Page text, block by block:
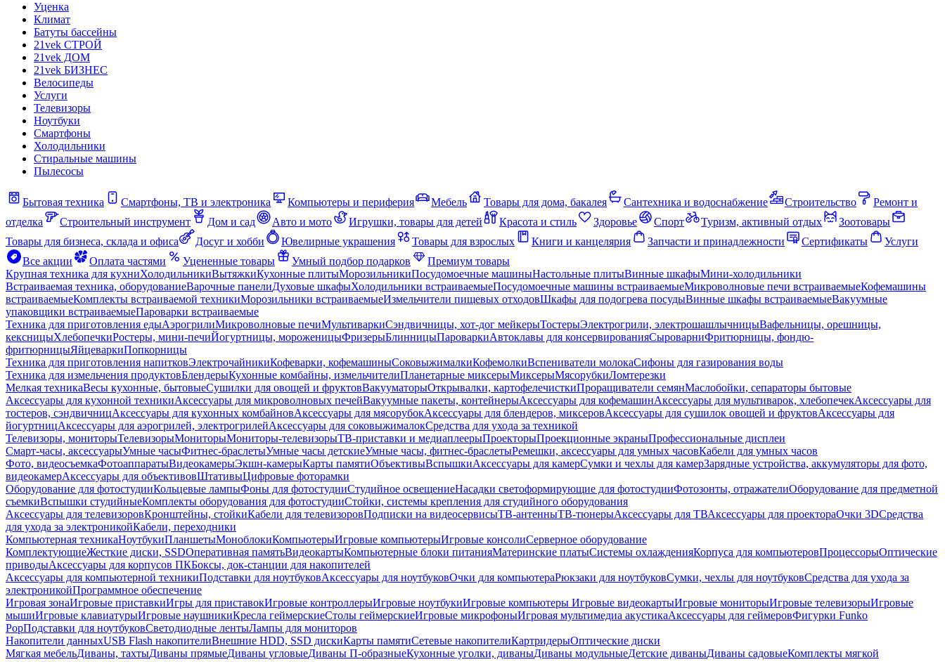
Уценка
Климат
Батуты бассейны
21vek СТРОЙ
21vek ДОМ
21vek БИЗНЕС
Велосипеды
Услуги
Телевизоры
Ноутбуки
Смартфоны
Холодильники
Стиральные машины
Пылесосы
Бытовая техника Смартфоны, ТВ и электроника Компьютеры и периферия Мебель Товары для дома, бакалея Сантехника и водоснабжение Строительство
Ремонт и
отделка
Строительный инструмент Дом и сад Авто и мото Игрушки, товары для детей Красота и стиль Здоровье Спорт Туризм, активный отдых
Зоотовары
Товары для бизнеса, склада и офиса
Досуг и хобби Ювелирные украшения Товары для взрослых Книги и канцелярия Запчасти и принадлежности Сертификаты
Услуги
Все акции
Оплата частями Уцененные товары Умный подбор подарков
Премиум товары
Крупная техника для кухниХолодильникиВытяжкиКухонные плитыМорозильникиПосудомоечные машиныНастольные плитыВинные шкафыМини-холодильники
Встраиваемая техника, оборудованиеВарочные панелиДуховые шкафыХолодильники встраиваемыеПосудомоечные машины встраиваемыеМикроволновые печи встраиваемыеКофемашины
встраиваемыеКомплекты встраиваемой техникиМорозильники встраиваемыеИзмельчители пищевых отходовШкафы для подогрева посудыВинные шкафы встраиваемыеВакуумные
упаковщики встраиваемыеПароварки встраиваемые
Техника для приготовления едыАэрогрилиМикроволновые печиМультиваркиСэндвичницы, хот-дог мейкерыТостерыЭлектрогрили, электрошашлычницыВафельницы, орешницы,
кексницыХлебопечкиРостеры, мини-печиЙогуртницы, мороженицыФризерыБлинницыПароваркиАвтоклавы для консервированияСыроварниФритюрницы, фондю-
фритюрницыЯйцеваркиПопкорницы
Техника для приготовления напитковЭлектрочайникиКофеварки, кофемашиныСоковыжималкиКофемолкиВспениватели молокаСифоны для газирования воды
Техника для измельчения продуктовБлендерыКухонные комбайны, измельчителиПланетарные миксерыМиксерыМясорубкиЛомтерезки
Мелкая техникаВесы кухонные, бытовыеСушилки для овощей и фруктовВакууматорыОткрывалки, картофелечисткиПроращиватели семянМаслобойки, сепараторы бытовые
Аксессуары для кухонной техникиАксессуары для микроволновых печейВакуумные пакеты, контейнерыАксессуары для кофемашинАксессуары для мультиварок, хлебопечекАксессуары для
тостеров, сэндвичницАксессуары для кухонных комбайновАксессуары для мясорубокАксессуары для блендеров, миксеровАксессуары для сушилок овощей и фруктовАксессуары для
йогуртницАксессуары для аэрогрилей, электрогрилейАксессуары для соковыжималокСредства для ухода за техникой
Телевизоры, мониторыТелевизорыМониторыМониторы-телевизорыТВ-приставки и медиаплеерыПроекторыПроекционные экраныПрофессиональные дисплеи
Смарт-часы, аксессуарыУмные часыФитнес-браслетыУмные часы детскиеУмные часы, фитнес-браслетыРемешки, аксессуары для умных часовКабели для умных часов
Фото, видеосъемкаФотоаппаратыВидеокамерыЭкшн-камерыКарты памятиОбъективыВспышкиАксессуары для камерСумки и чехлы для камерЗарядные устройства, аккумуляторы для фото,
видеокамерАксессуары для объективовШтативыЦифровые фоторамки
Оборудование для фотостудииКольцевые лампыФоны для фотостудииСтудийное освещениеНасадки светоформирующие для фотостудииФотозонты, отражателиОборудование для предметной
съемкиВспышки студийныеКомплекты оборудования для фотостудииСтойки, системы крепления для студийного оборудования
Аксессуары для телевизоровКронштейны, стойкиКабели для телевизоровПодписки на видеосервисыТВ-антенныТВ-тюнерыАксессуары для ТВАксессуары для проектораОчки 3DСредства
для ухода за электроникойКабели, переходники
Компьютерная техникаНоутбукиПланшетыМоноблокиКомпьютерыИгровые компьютерыИгровые консолиСерверное оборудование
КомплектующиеЖесткие диски, SSDОперативная памятьВидеокартыКомпьютерные блоки питанияМатеринские платыСистемы охлажденияКорпуса для компьютеровПроцессорыОптические
приводыАксессуары для корпусов ПКБоксы, док-станции для накопителей
Аксессуары для компьютерной техникиПодставки для ноутбуковАксессуары для ноутбуковОчки для компьютераРюкзаки для ноутбуковСумки, чехлы для ноутбуковСредства для ухода за
электроникойПрограммное обеспечение
Игровая зонаИгровые приставкиИгры для приставокИгровые контроллерыИгровые ноутбукиИгровые компьютеры Игровые видеокартыИгровые мониторыИгровые телевизорыИгровые
мышиИгровые клавиатурыИгровые наушникиКресла геймерскиеСтолы геймерскиеИгровые микрофоныИгровая мультимедиа акустикаАксессуары для геймеровФигурки Funko
PopПодставки для ноутбуковСветодиодные лентыЛампы для мониторов
Накопители данныхUSB Flash накопителиВнешние HDD, SSD дискиКарты памятиСетевые накопителиКартридерыОптические диски
Мягкая мебельДиваны, тахтыДиваны прямыеДиваны угловыеДиваны П-образныеКухонные уголки, диваныДиваны модульныеДетские диваныДиваны садовыеКомплекты мягкой